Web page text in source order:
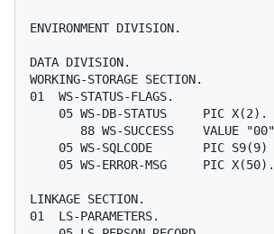
ENVIRONMENT DIVISION.
DATA DIVISION.
WORKING-STORAGE SECTION.
01  WS-STATUS-FLAGS.
LINKAGE SECTION.
01  LS-PARAMETERS.